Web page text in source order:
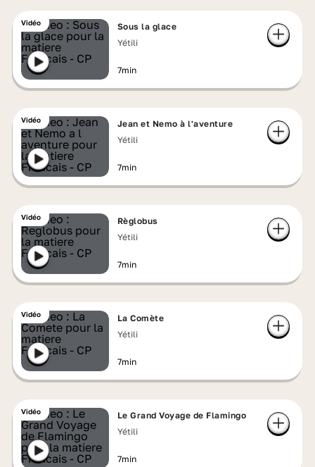
Vidéo
Sous la glace
Yétili
7min
Vidéo
Jean et Nemo à l'aventure
Yétili
7min
Vidéo
Règlobus
Yétili
7min
Vidéo
La Comète
Yétili
7min
Vidéo
Le Grand Voyage de Flamingo
Yétili
7min